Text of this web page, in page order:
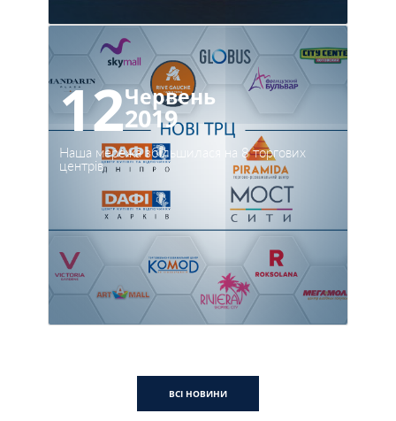
12Червень
2019
Наша мережа збільшилася на 8 торгових
центрів
ВСІ НОВИНИ